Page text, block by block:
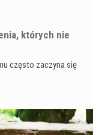
których nie
często zaczyna się